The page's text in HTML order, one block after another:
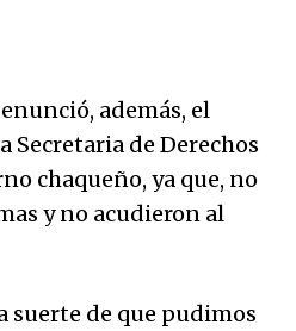
además, el
de Derechos
chaqueño, ya que, no
y no acudieron al
suerte de que pudimos